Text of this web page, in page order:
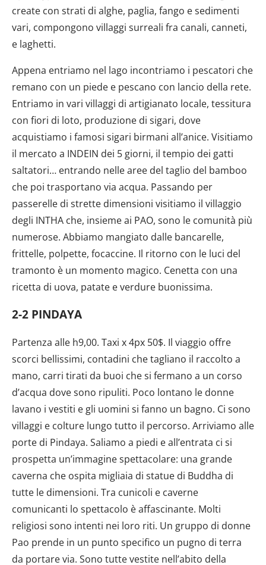
create con strati di alghe, paglia, fango e sedimenti
vari, compongono villaggi surreali fra canali, canneti,
e laghetti.
Appena entriamo nel lago incontriamo i pescatori che
remano con un piede e pescano con lancio della rete.
Entriamo in vari villaggi di artigianato locale, tessitura
con fiori di loto, produzione di sigari, dove
acquistiamo i famosi sigari birmani all’anice. Visitiamo
il mercato a INDEIN dei 5 giorni, il tempio dei gatti
saltatori… entrando nelle aree del taglio del bamboo
che poi trasportano via acqua. Passando per
passerelle di strette dimensioni visitiamo il villaggio
degli INTHA che, insieme ai PAO, sono le comunità più
numerose. Abbiamo mangiato dalle bancarelle,
frittelle, polpette, focaccine. Il ritorno con le luci del
tramonto è un momento magico. Cenetta con una
ricetta di uova, patate e verdure buonissima.
2-2 PINDAYA
Partenza alle h9,00. Taxi x 4px 50$. Il viaggio offre
scorci bellissimi, contadini che tagliano il raccolto a
mano, carri tirati da buoi che si fermano a un corso
d’acqua dove sono ripuliti. Poco lontano le donne
lavano i vestiti e gli uomini si fanno un bagno. Ci sono
villaggi e colture lungo tutto il percorso. Arriviamo alle
porte di Pindaya. Saliamo a piedi e all’entrata ci si
prospetta un’immagine spettacolare: una grande
caverna che ospita migliaia di statue di Buddha di
tutte le dimensioni. Tra cunicoli e caverne
comunicanti lo spettacolo è affascinante. Molti
religiosi sono intenti nei loro riti. Un gruppo di donne
Pao prende in un punto specifico un pugno di terra
da portare via. Sono tutte vestite nell’abito della